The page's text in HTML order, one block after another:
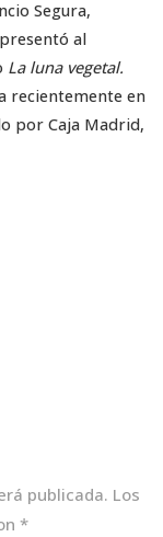
Segura,
al
La luna vegetal.
recientemente en
por Caja Madrid,
publicada. Los
*